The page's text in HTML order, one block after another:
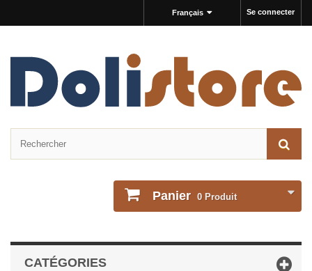
Se connecter
Français
Panier 0 Produit
CATÉGORIES